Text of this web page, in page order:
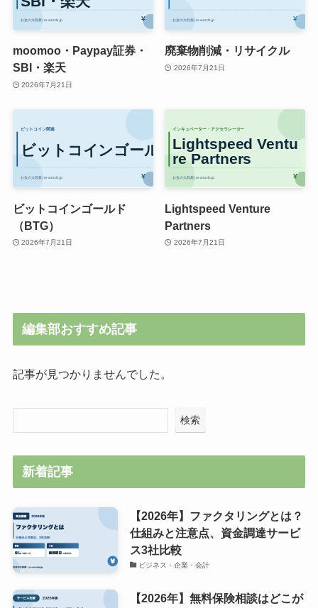
moomoo・Paypay証券・
SBI・楽天
2026年7月21日
廃棄物削減・リサイクル
2026年7月21日
ビットコインゴールド
（BTG）
2026年7月21日
Lightspeed Venture
Partners
2026年7月21日
編集部おすすめ記事
記事が見つかりませんでした。
検索
新着記事
【2026年】ファクタリングとは？
仕組みと注意点、資金調達サービ
ス3社比較
ビジネス・企業・会計
【2026年】無料保険相談はどこが